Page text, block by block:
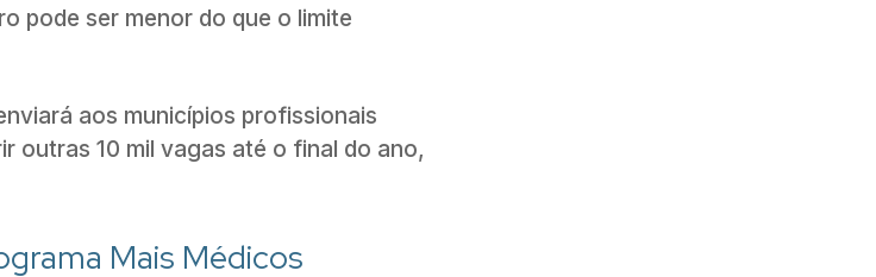
pode ser menor do que o limite
aos municípios profissionais
outras 10 mil vagas até o final do ano,
Mais Médicos